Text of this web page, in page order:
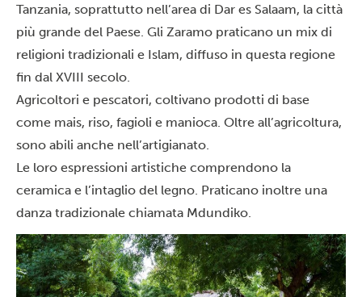
Tanzania, soprattutto nell’area di Dar es Salaam, la città
più grande del Paese. Gli Zaramo praticano un mix di
religioni tradizionali e Islam, diffuso in questa regione
fin dal XVIII secolo.
Agricoltori e pescatori, coltivano prodotti di base
come mais, riso, fagioli e manioca. Oltre all’agricoltura,
sono abili anche nell’artigianato.
Le loro espressioni artistiche comprendono la
ceramica e l’intaglio del legno. Praticano inoltre una
danza tradizionale chiamata Mdundiko.